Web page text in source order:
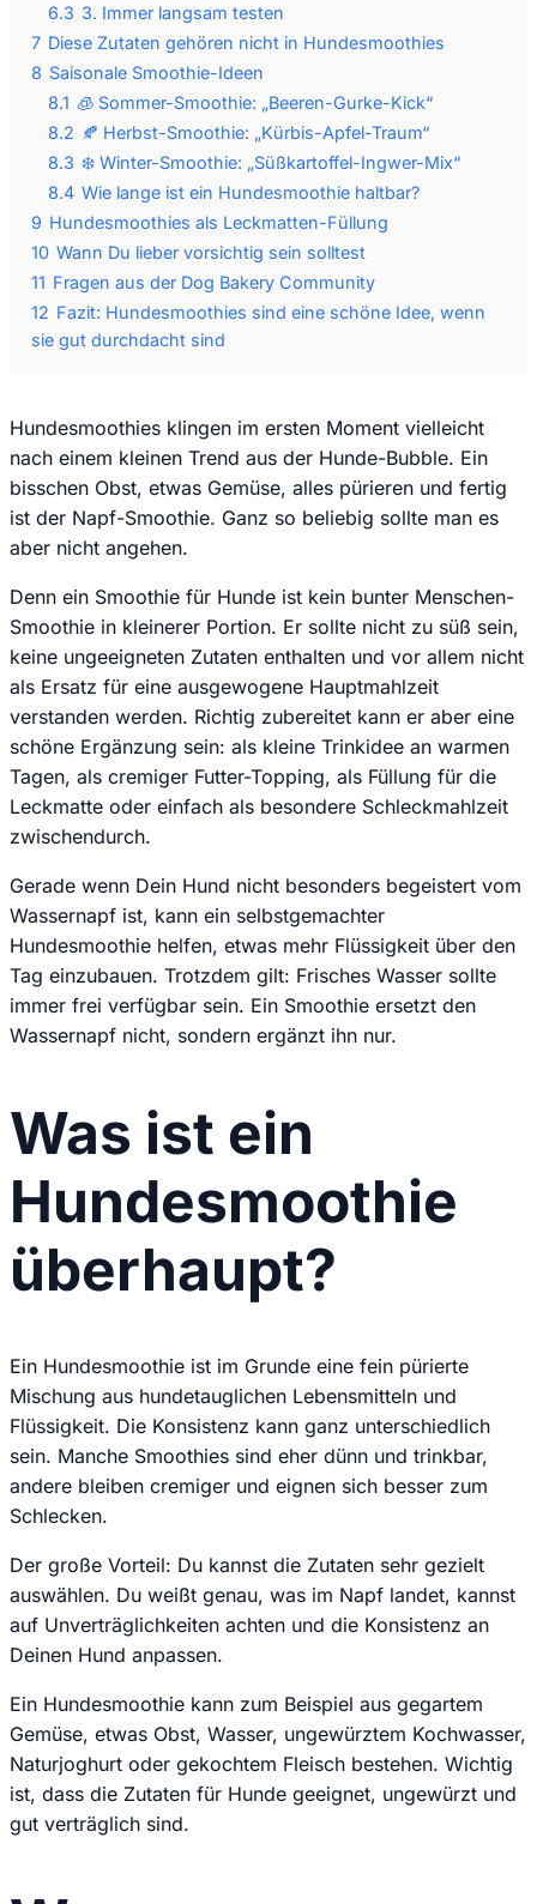
6.3 3. Immer langsam testen
7 Diese Zutaten gehören nicht in Hundesmoothies
8 Saisonale Smoothie-Ideen
8.1 🧊 Sommer-Smoothie: „Beeren-Gurke-Kick“
8.2 🍂 Herbst-Smoothie: „Kürbis-Apfel-Traum“
8.3 ❄️ Winter-Smoothie: „Süßkartoffel-Ingwer-Mix“
8.4 Wie lange ist ein Hundesmoothie haltbar?
9 Hundesmoothies als Leckmatten-Füllung
10 Wann Du lieber vorsichtig sein solltest
11 Fragen aus der Dog Bakery Community
12 Fazit: Hundesmoothies sind eine schöne Idee, wenn
sie gut durchdacht sind
Hundesmoothies klingen im ersten Moment vielleicht
nach einem kleinen Trend aus der Hunde-Bubble. Ein
bisschen Obst, etwas Gemüse, alles pürieren und fertig
ist der Napf-Smoothie. Ganz so beliebig sollte man es
aber nicht angehen.
Denn ein Smoothie für Hunde ist kein bunter Menschen-
Smoothie in kleinerer Portion. Er sollte nicht zu süß sein,
keine ungeeigneten Zutaten enthalten und vor allem nicht
als Ersatz für eine ausgewogene Hauptmahlzeit
verstanden werden. Richtig zubereitet kann er aber eine
schöne Ergänzung sein: als kleine Trinkidee an warmen
Tagen, als cremiger Futter-Topping, als Füllung für die
Leckmatte oder einfach als besondere Schleckmahlzeit
zwischendurch.
Gerade wenn Dein Hund nicht besonders begeistert vom
Wassernapf ist, kann ein selbstgemachter
Hundesmoothie helfen, etwas mehr Flüssigkeit über den
Tag einzubauen. Trotzdem gilt: Frisches Wasser sollte
immer frei verfügbar sein. Ein Smoothie ersetzt den
Wassernapf nicht, sondern ergänzt ihn nur.
Was ist ein
Hundesmoothie
überhaupt?
Ein Hundesmoothie ist im Grunde eine fein pürierte
Mischung aus hundetauglichen Lebensmitteln und
Flüssigkeit. Die Konsistenz kann ganz unterschiedlich
sein. Manche Smoothies sind eher dünn und trinkbar,
andere bleiben cremiger und eignen sich besser zum
Schlecken.
Der große Vorteil: Du kannst die Zutaten sehr gezielt
auswählen. Du weißt genau, was im Napf landet, kannst
auf Unverträglichkeiten achten und die Konsistenz an
Deinen Hund anpassen.
Ein Hundesmoothie kann zum Beispiel aus gegartem
Gemüse, etwas Obst, Wasser, ungewürztem Kochwasser,
Naturjoghurt oder gekochtem Fleisch bestehen. Wichtig
ist, dass die Zutaten für Hunde geeignet, ungewürzt und
gut verträglich sind.